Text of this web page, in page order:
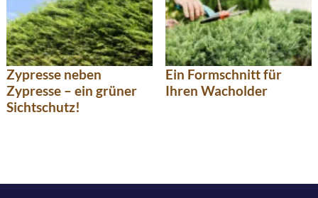
Zypresse neben
Zypresse – ein grüner
Sichtschutz!
Ein Formschnitt für
Ihren Wacholder